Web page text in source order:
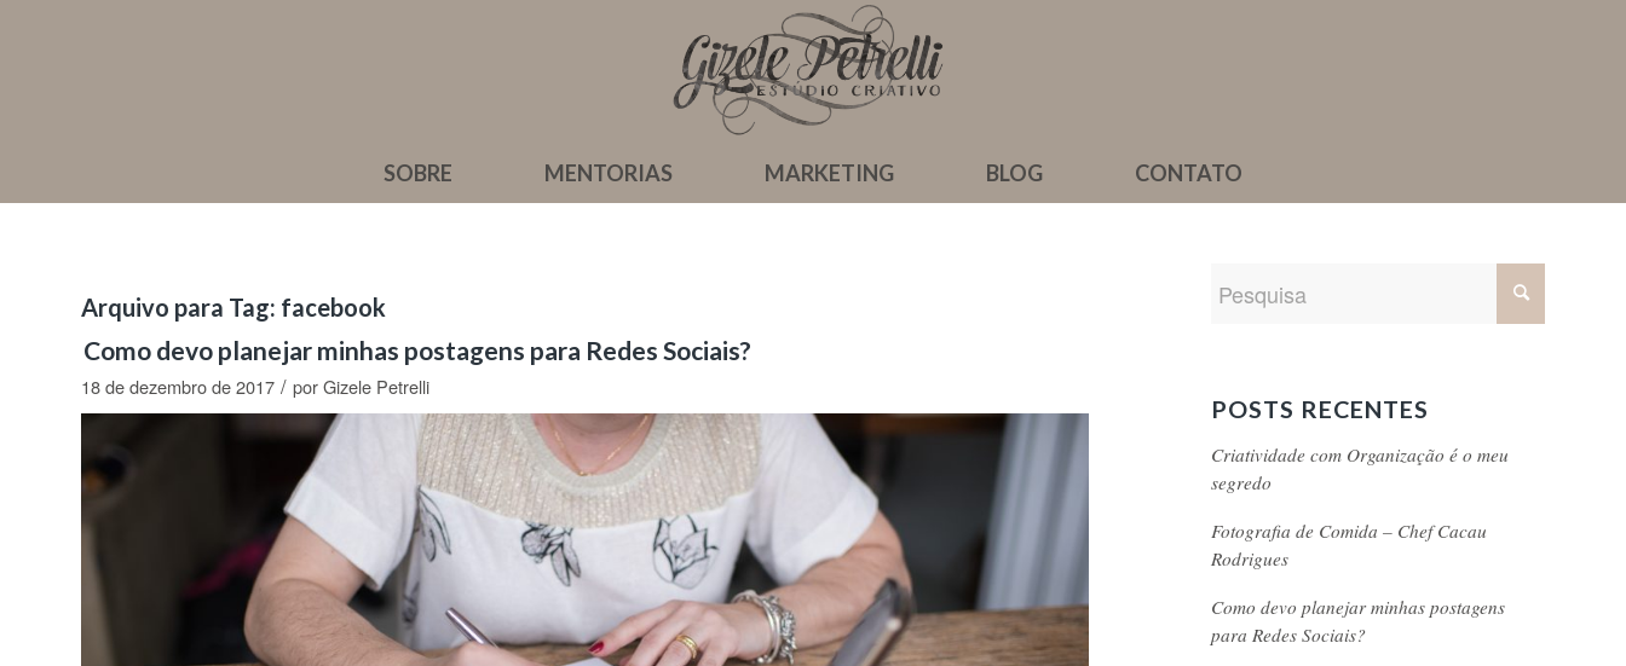
SOBRE MENTORIAS MARKETING BLOG CONTATO
Arquivo para Tag: facebook
Como devo planejar minhas postagens para Redes Sociais?
18 de dezembro de 2017 / porGizele Petrelli
POSTS RECENTES
Criatividade com Organização é o meu
segredo
Fotografia de Comida – Chef Cacau
Rodrigues
Como devo planejar minhas postagens
para Redes Sociais?